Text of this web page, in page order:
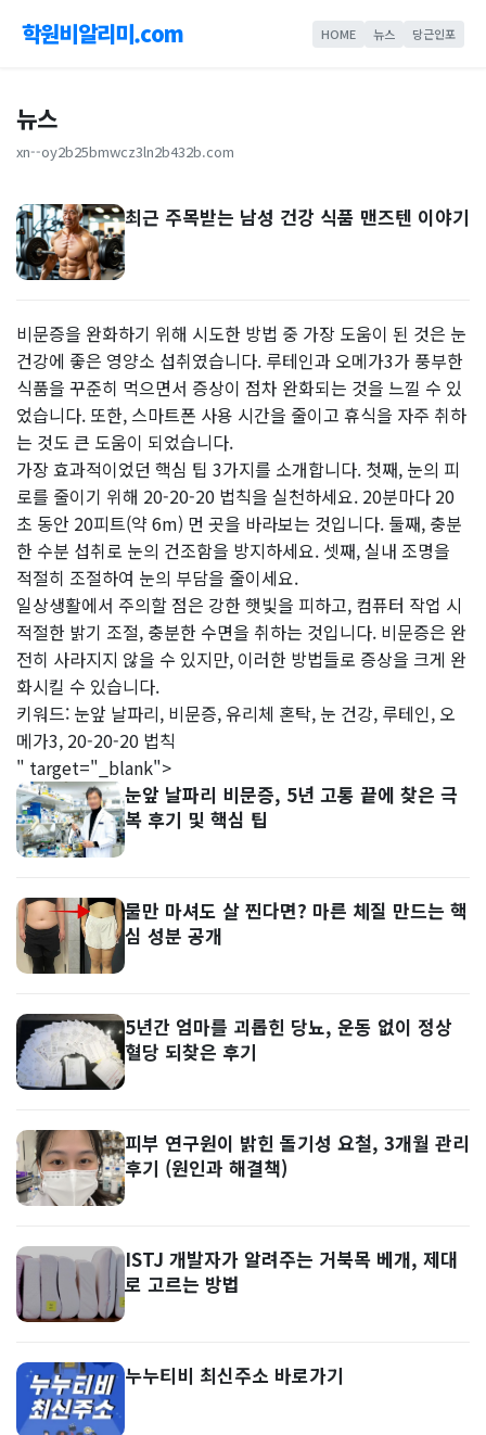
학원비알리미.com HOME 뉴스 당근인포
뉴스
xn--oy2b25bmwcz3ln2b432b.com
최근 주목받는 남성 건강 식품 맨즈텐 이야기
비문증을 완화하기 위해 시도한 방법 중 가장 도움이 된 것은 눈
건강에 좋은 영양소 섭취였습니다. 루테인과 오메가3가 풍부한
식품을 꾸준히 먹으면서 증상이 점차 완화되는 것을 느낄 수 있
었습니다. 또한, 스마트폰 사용 시간을 줄이고 휴식을 자주 취하
는 것도 큰 도움이 되었습니다.
가장 효과적이었던 핵심 팁 3가지를 소개합니다. 첫째, 눈의 피
로를 줄이기 위해 20-20-20 법칙을 실천하세요. 20분마다 20
초 동안 20피트(약 6m) 먼 곳을 바라보는 것입니다. 둘째, 충분
한 수분 섭취로 눈의 건조함을 방지하세요. 셋째, 실내 조명을
적절히 조절하여 눈의 부담을 줄이세요.
일상생활에서 주의할 점은 강한 햇빛을 피하고, 컴퓨터 작업 시
적절한 밝기 조절, 충분한 수면을 취하는 것입니다. 비문증은 완
전히 사라지지 않을 수 있지만, 이러한 방법들로 증상을 크게 완
화시킬 수 있습니다.
키워드: 눈앞 날파리, 비문증, 유리체 혼탁, 눈 건강, 루테인, 오
메가3, 20-20-20 법칙
" target="_blank">
눈앞 날파리 비문증, 5년 고통 끝에 찾은 극
복 후기 및 핵심 팁
물만 마셔도 살 찐다면? 마른 체질 만드는 핵
심 성분 공개
5년간 엄마를 괴롭힌 당뇨, 운동 없이 정상
혈당 되찾은 후기
피부 연구원이 밝힌 돌기성 요철, 3개월 관리
후기 (원인과 해결책)
ISTJ 개발자가 알려주는 거북목 베개, 제대
로 고르는 방법
누누티비 최신주소 바로가기